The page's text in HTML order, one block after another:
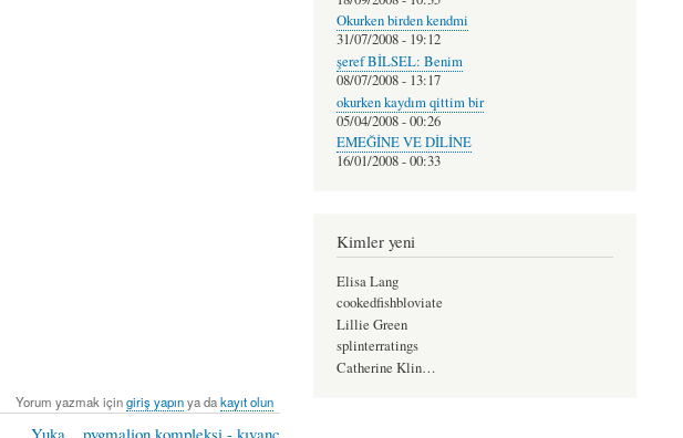
Yorum yazmak içingiriş yapınya dakayıt olun
Okurken birden kendmi
31/07/2008 - 19:12
şeref BİLSEL: Benim
08/07/2008 - 13:17
okurken kaydım qittim bir
05/04/2008 - 00:26
EMEĞİNE VE DİLİNE
16/01/2008 - 00:33
Kimler yeni
Elisa Lang
cookedfishbloviate
Lillie Green
splinterratings
Catherine Klin…